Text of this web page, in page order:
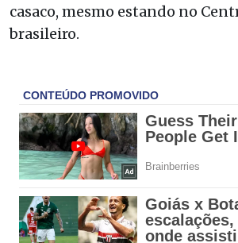
casaco, mesmo estando no
brasileiro.